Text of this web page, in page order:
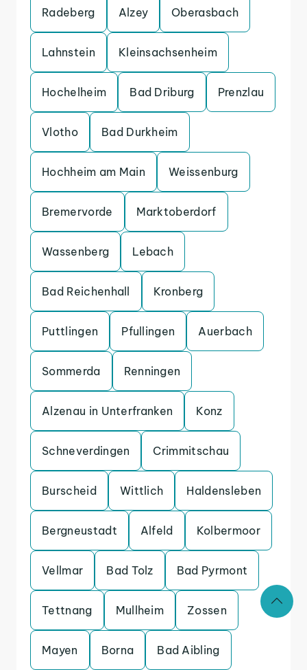
Radeberg Alzey Oberasbach
Lahnstein Kleinsachsenheim
Hochelheim Bad Driburg Prenzlau
Vlotho Bad Durkheim
Hochheim am Main Weissenburg
Bremervorde Marktoberdorf
Wassenberg Lebach
Bad Reichenhall Kronberg
Puttlingen Pfullingen Auerbach
Sommerda Renningen
Alzenau in Unterfranken Konz
Schneverdingen Crimmitschau
Burscheid Wittlich Haldensleben
Bergneustadt Alfeld Kolbermoor
Vellmar Bad Tolz Bad Pyrmont
Tettnang Mullheim Zossen
Mayen Borna Bad Aibling